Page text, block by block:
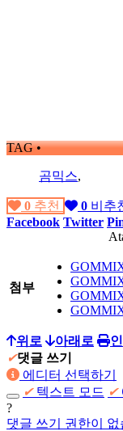
TAG •
곰믹스,
0 추천 0 비추
Facebook Twitter
첨부
위로 아래로
✔댓글 쓰기
에디터 선택하기
✔ 텍스트 모드 ✔
?
댓글 쓰기 권한이